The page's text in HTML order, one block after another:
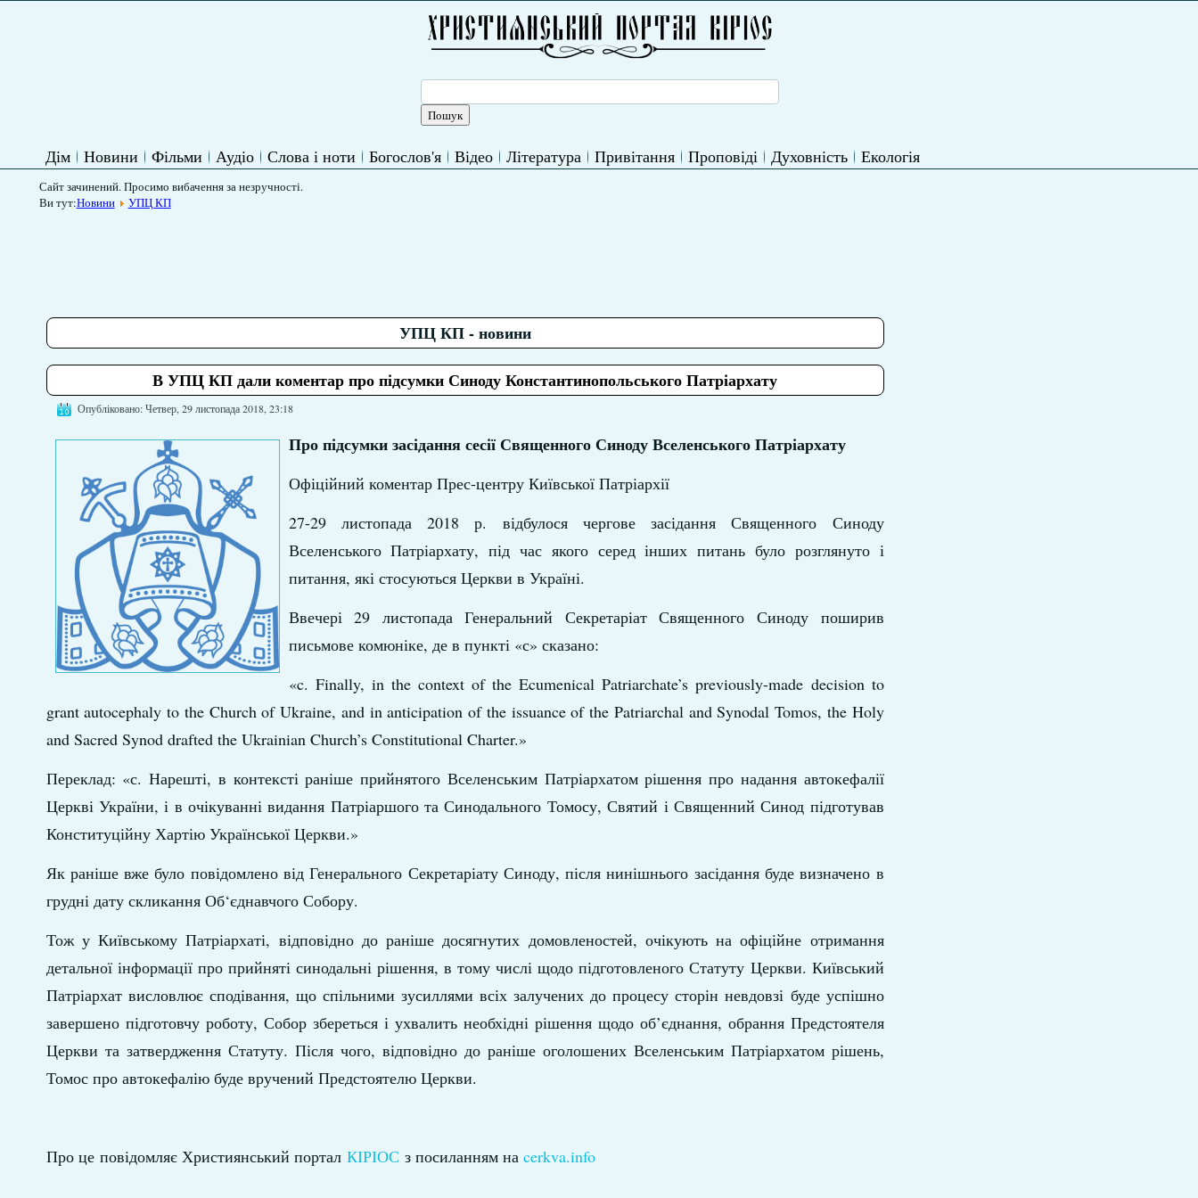
Дім Новини Фільми Аудіо Слова і ноти Богослов'я Відео Література Привітання Проповіді Духовність Екологія
Сайт зачинений. Просимо вибачення за незручності.
Ви тут:Новини УПЦ КП
УПЦ КП - новини
В УПЦ КП дали коментар про підсумки Синоду Константинопольського Патріархату
Опубліковано: Четвер, 29 листопада 2018, 23:18
Про підсумки засідання сесії Священного Синоду Вселенського Патріархату
Офіційний коментар Прес-центру Київської Патріархії
27-29 листопада 2018 р. відбулося чергове засідання Священного Синоду
Вселенського Патріархату, під час якого серед інших питань було розглянуто і
питання, які стосуються Церкви в Україні.
Ввечері 29 листопада Генеральний Секретаріат Священного Синоду поширив
письмове комюніке, де в пункті «с» сказано:
«c. Finally, in the context of the Ecumenical Patriarchate’s previously-made decision to
grant autocephaly to the Church of Ukraine, and in anticipation of the issuance of the Patriarchal and Synodal Tomos, the Holy
and Sacred Synod drafted the Ukrainian Church’s Constitutional Charter.»
Переклад: «с. Нарешті, в контексті раніше прийнятого Вселенським Патріархатом рішення про надання автокефалії
Церкві України, і в очікуванні видання Патріаршого та Синодального Томосу, Святий і Священний Синод підготував
Конституційну Хартію Української Церкви.»
Як раніше вже було повідомлено від Генерального Секретаріату Синоду, після нинішнього засідання буде визначено в
грудні дату скликання Об‘єднавчого Собору.
Тож у Київському Патріархаті, відповідно до раніше досягнутих домовленостей, очікують на офіційне отримання
детальної інформації про прийняті синодальні рішення, в тому числі щодо підготовленого Статуту Церкви. Київський
Патріархат висловлює сподівання, що спільними зусиллями всіх залучених до процесу сторін невдовзі буде успішно
завершено підготовчу роботу, Собор збереться і ухвалить необхідні рішення щодо об’єднання, обрання Предстоятеля
Церкви та затвердження Статуту. Після чого, відповідно до раніше оголошених Вселенським Патріархатом рішень,
Томос про автокефалію буде вручений Предстоятелю Церкви.
Про це повідомляє Християнський портал КІРІОС з посиланням на cerkva.info